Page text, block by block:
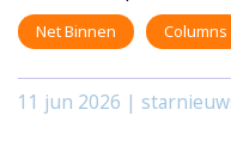
Net Binnen Columns
11 jun 2026 |